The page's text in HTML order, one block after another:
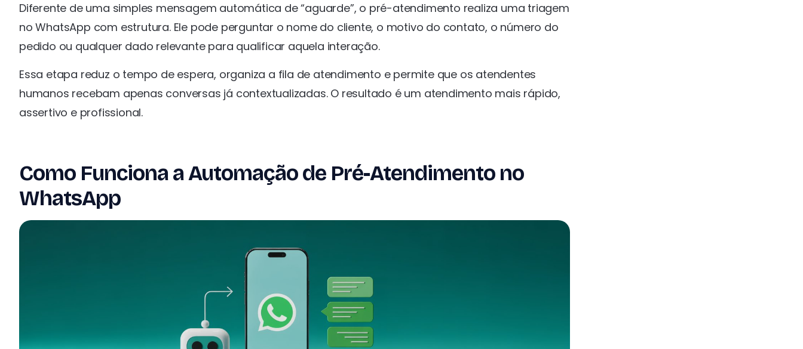
Diferente de uma simples mensagem automática de “aguarde”, o pré-atendimento realiza uma triagem
no WhatsApp com estrutura. Ele pode perguntar o nome do cliente, o motivo do contato, o número do
pedido ou qualquer dado relevante para qualificar aquela interação.
Essa etapa reduz o tempo de espera, organiza a fila de atendimento e permite que os atendentes
humanos recebam apenas conversas já contextualizadas. O resultado é um atendimento mais rápido,
assertivo e profissional.
Como Funciona a Automação de Pré-Atendimento no
WhatsApp